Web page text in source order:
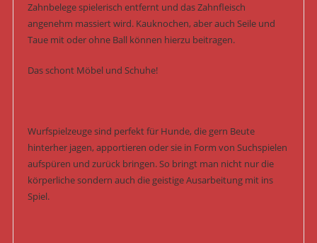
Zahnbelege spielerisch entfernt und das Zahnfleisch
angenehm massiert wird. Kauknochen, aber auch Seile und
Taue mit oder ohne Ball können hierzu beitragen.
Das schont Möbel und Schuhe!
Wurfspielzeuge sind perfekt für Hunde, die gern Beute
hinterher jagen, apportieren oder sie in Form von Suchspielen
aufspüren und zurück bringen. So bringt man nicht nur die
körperliche sondern auch die geistige Ausarbeitung mit ins
Spiel.